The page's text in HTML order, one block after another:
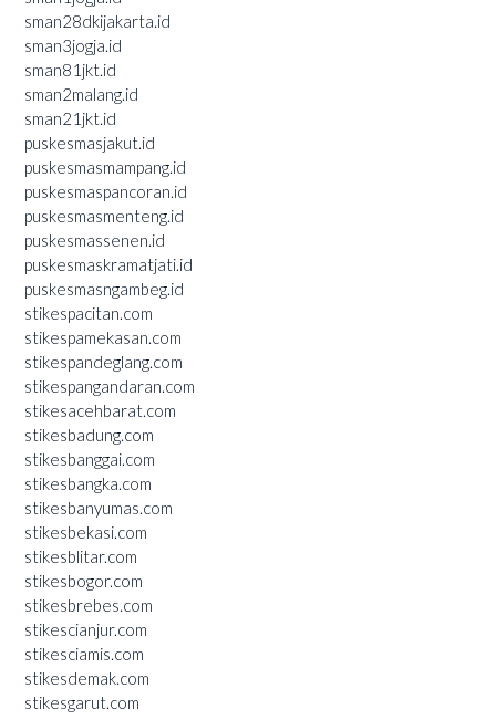
sman28dkijakarta.id
sman3jogja.id
sman81jkt.id
sman2malang.id
sman21jkt.id
puskesmasjakut.id
puskesmasmampang.id
puskesmaspancoran.id
puskesmasmenteng.id
puskesmassenen.id
puskesmaskramatjati.id
puskesmasngambeg.id
stikespacitan.com
stikespamekasan.com
stikespandeglang.com
stikespangandaran.com
stikesacehbarat.com
stikesbadung.com
stikesbanggai.com
stikesbangka.com
stikesbanyumas.com
stikesbekasi.com
stikesblitar.com
stikesbogor.com
stikesbrebes.com
stikescianjur.com
stikesciamis.com
stikesdemak.com
stikesgarut.com